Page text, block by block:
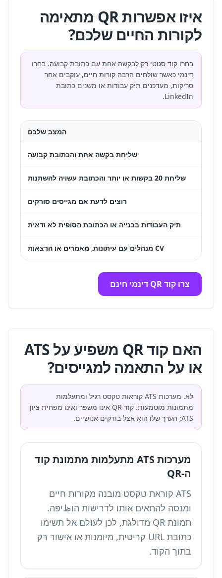
איזו אפשרות QR מתאימה
לקורות החיים שלכם?
בחרו קוד סטטי רק לבקשה אחת עם כתובת קבועה. בחרו
דינמי כאשר שולחים הרבה קורות חיים, עוקבים אחר
סריקות, מעדכנים תיק עבודות או משנים כתובת
LinkedIn.
המצב שלכם
שליחת בקשה אחת והכתובת קבועה
שליחת 20 בקשות או יותר והכתובת עשויה להשתנות
רוצים לדעת אם מגייסים סורקים
תיק העבודות בבנייה או הכתובת הסופית לא ודאית
CV מנהלים עם עיתונות, מאמרים או הרצאות
צרו קוד QR דינמי חינם
האם קוד QR משפיע על ATS
או על התאמה למגייסים?
לא. מערכות ATS קוראות טקסט רגיל ומתעלמות
מתמונות מוטמעות. קוד QR אינו משפר ואינו מפחית ציון
ATS; הערך שלו הוא אצל בודקים אנושיים.
מערכות ATS מתעלמות מתמונת קוד
ה-QR
ATS קוראת טקסט מובנה מקורות חיים
ומנסה להתאים אותו לדרישות הוظיפה.
תמונת QR מדולגת, לכן לעולם אל תשימו
כתובת URL קריטית, מיומנות או אישור רק
בתוך הקוד.